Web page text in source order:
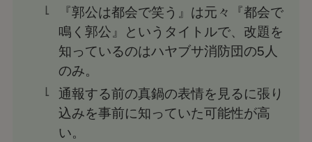
『郭公は都会で笑う』は元々『都会で
鳴く郭公』というタイトルで、改題を
知っているのはハヤブサ消防団の5人
のみ。
通報する前の真鍋の表情を見るに張り
込みを事前に知っていた可能性が高
い。